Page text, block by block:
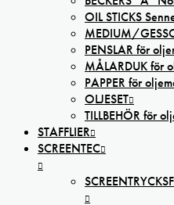
OIL STICKS
MEDIUM/
PENSLAR för
MÅLARDUK för
PAPPER för
OLJESET
TILLBEHÖR för
STAFFLIER
SCREENTEC